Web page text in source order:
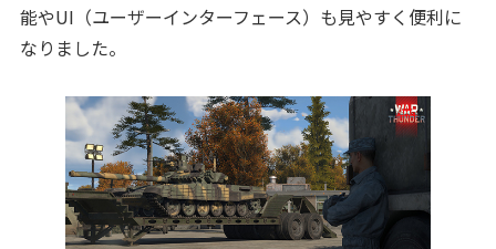
能やUI（ユーザーインターフェース）も見やすく便利に
なりました。